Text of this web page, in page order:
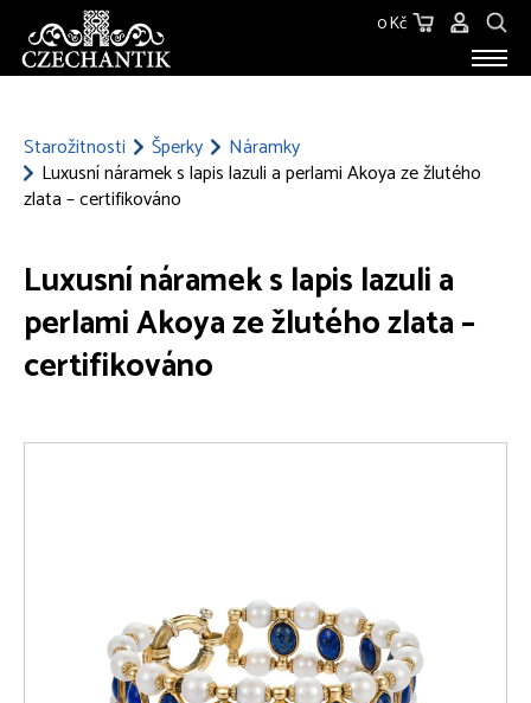
0 Kč
KONTAKT
Starožitnosti Šperky
Náramky
Luxusní náramek s lapis lazuli a perlami Akoya ze žlutého
zlata – certifikováno
Luxusní náramek s lapis lazuli a
perlami Akoya ze žlutého zlata –
certifikováno